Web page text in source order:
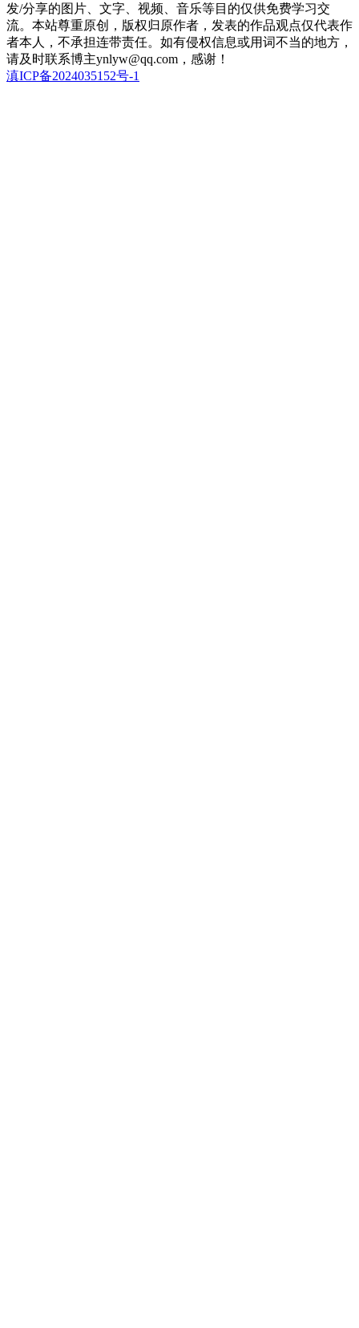
发/分享的图片、文字、视频、音乐等目的仅供免费学习交
流。本站尊重原创，版权归原作者，发表的作品观点仅代表作
者本人，不承担连带责任。如有侵权信息或用词不当的地方，
请及时联系博主ynlyw@qq.com，感谢！
滇ICP备2024035152号-1